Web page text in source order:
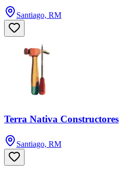
Santiago, RM
Terra Nativa Constructores
Santiago, RM